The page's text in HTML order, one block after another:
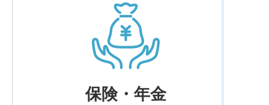
保険・年金